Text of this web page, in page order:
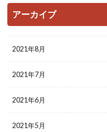
アーカイブ
2021年8月
2021年7月
2021年6月
2021年5月